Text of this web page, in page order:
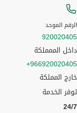
الرقم الموحد
920020405
داخل الممملكة
966920020405+
خارج المملكة
توفر الخدمة
24/7